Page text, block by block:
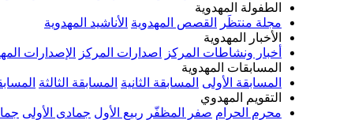
الطفولة المهدوية
مجلة منتظَر
القصص المهدوية الأناشيد المهدوية
الأخبار المهدوية
أخبار ونشاطات المركز
اصدارات المركز الإصدارات
المسابقات المهدوية
المسابقة الأولى المسابقة الثانية المسابقة الثالثة
التقويم المهدوي
محرم الحرام صفر المظفّر ربيع الأول جمادى الأولى